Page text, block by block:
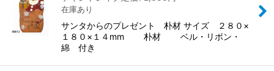
在庫あり
サンタからのプレゼント 朴材 サイズ ２８０×
１８０×１４mm 朴材 ベル・リボン・
綿 付き